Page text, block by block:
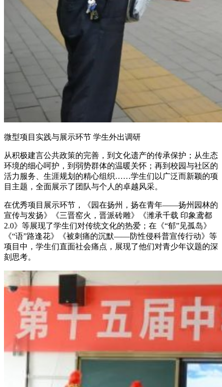
微型项目实践与展示环节 学生外出调研
从积极建言公共政策的完善，到文化遗产的传承保护；从生态
环境的细心呵护，到弱势群体的温暖关怀；再到校园与社区的
活力服务、生涯规划的精心组织……学生们以广泛而新颖的项
目主题，全面展示了团队与个人的卓越风采。
在优秀项目展示环节，《园在扬州，扬在青年——扬州园林的
宣传与发扬》《三晋窑火，晋派砖雕》《潍承千载 印象鸢都
2.0》等展现了学生们对传统文化的热爱；在《“郁”见孤岛》
《“语”路逢花》《被刺痛的沉默——防性侵科普宣传行动》等
项目中，学生们直面社会痛点，展现了他们对青少年议题的深
刻思考。